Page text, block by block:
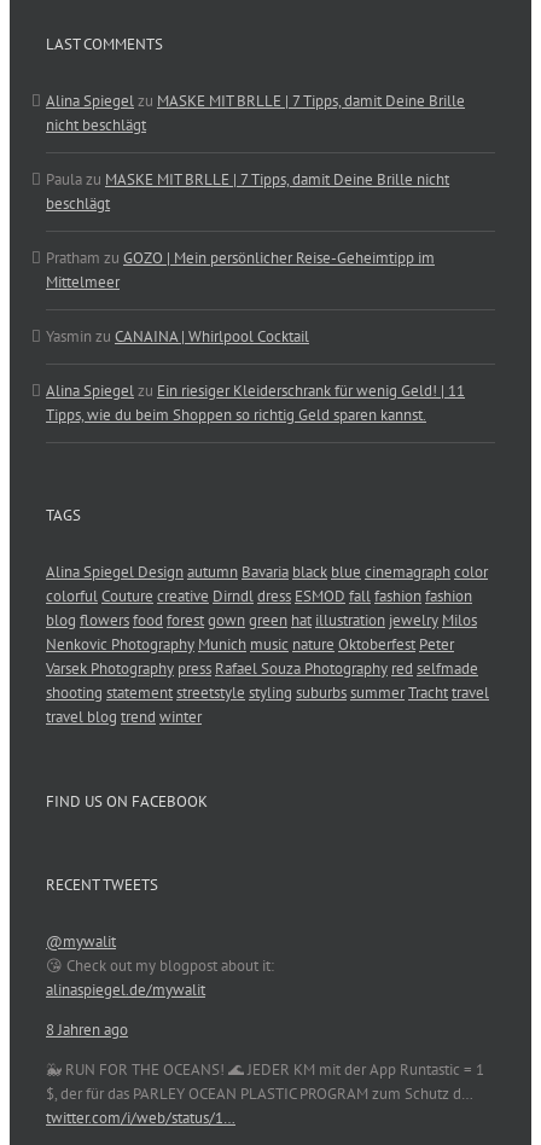
LAST COMMENTS
Alina Spiegelzu MASKE MIT BRLLE | 7 Tipps, damit Deine Brille
nicht beschlägt
Paulazu MASKE MIT BRLLE | 7 Tipps, damit Deine Brille nicht
beschlägt
Pratham zu GOZO | Mein persönlicher Reise-Geheimtipp im
Mittelmeer
Yasmin zu CANAINA | Whirlpool Cocktail
Alina Spiegelzu Ein riesiger Kleiderschrank für wenig Geld! | 11
Tipps, wie du beim Shoppen so richtig Geld sparen kannst.
TAGS
Alina Spiegel Designautumn Bavaria black blue cinemagraphcolor
colorfulCouture creative Dirndldress ESMOD fallfashionfashion
blog flowersfood forestgowngreen hat illustration jewelry Milos
Nenkovic Photography Munich music nature Oktoberfest Peter
Varsek Photography press Rafael Souza Photography red selfmade
shooting statementstreetstyle styling suburbssummerTrachttravel
travel blog trend winter
FIND US ON FACEBOOK
RECENT TWEETS
@mywalit
😘 Check out my blogpost about it:
alinaspiegel.de/mywalit
8 Jahren ago
🐳 RUN FOR THE OCEANS! 🌊 JEDER KM mit der App Runtastic = 1
$, der für das PARLEY OCEAN PLASTIC PROGRAM zum Schutz d…
twitter.com/i/web/status/1…